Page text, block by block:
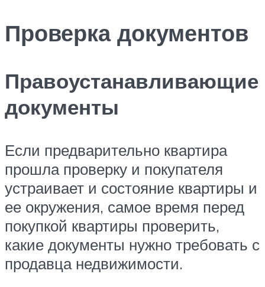
Проверка документов
Правоустанавливающие
документы
Если предварительно квартира
прошла проверку и покупателя
устраивает и состояние квартиры и
ее окружения, самое время перед
покупкой квартиры проверить,
какие документы нужно требовать с
продавца недвижимости.